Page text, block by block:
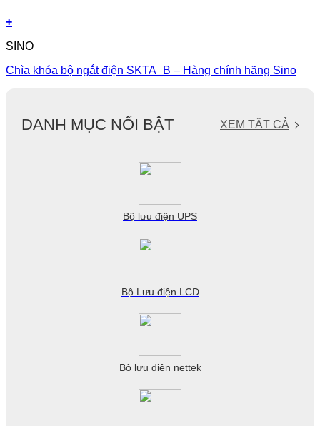
+
SINO
Chìa khóa bộ ngắt điện SKTA_B – Hàng chính hãng Sino
DANH MỤC NỔI BẬT XEM TẤT CẢ
Bộ lưu điện UPS
Bộ Lưu điện LCD
Bộ lưu điện nettek